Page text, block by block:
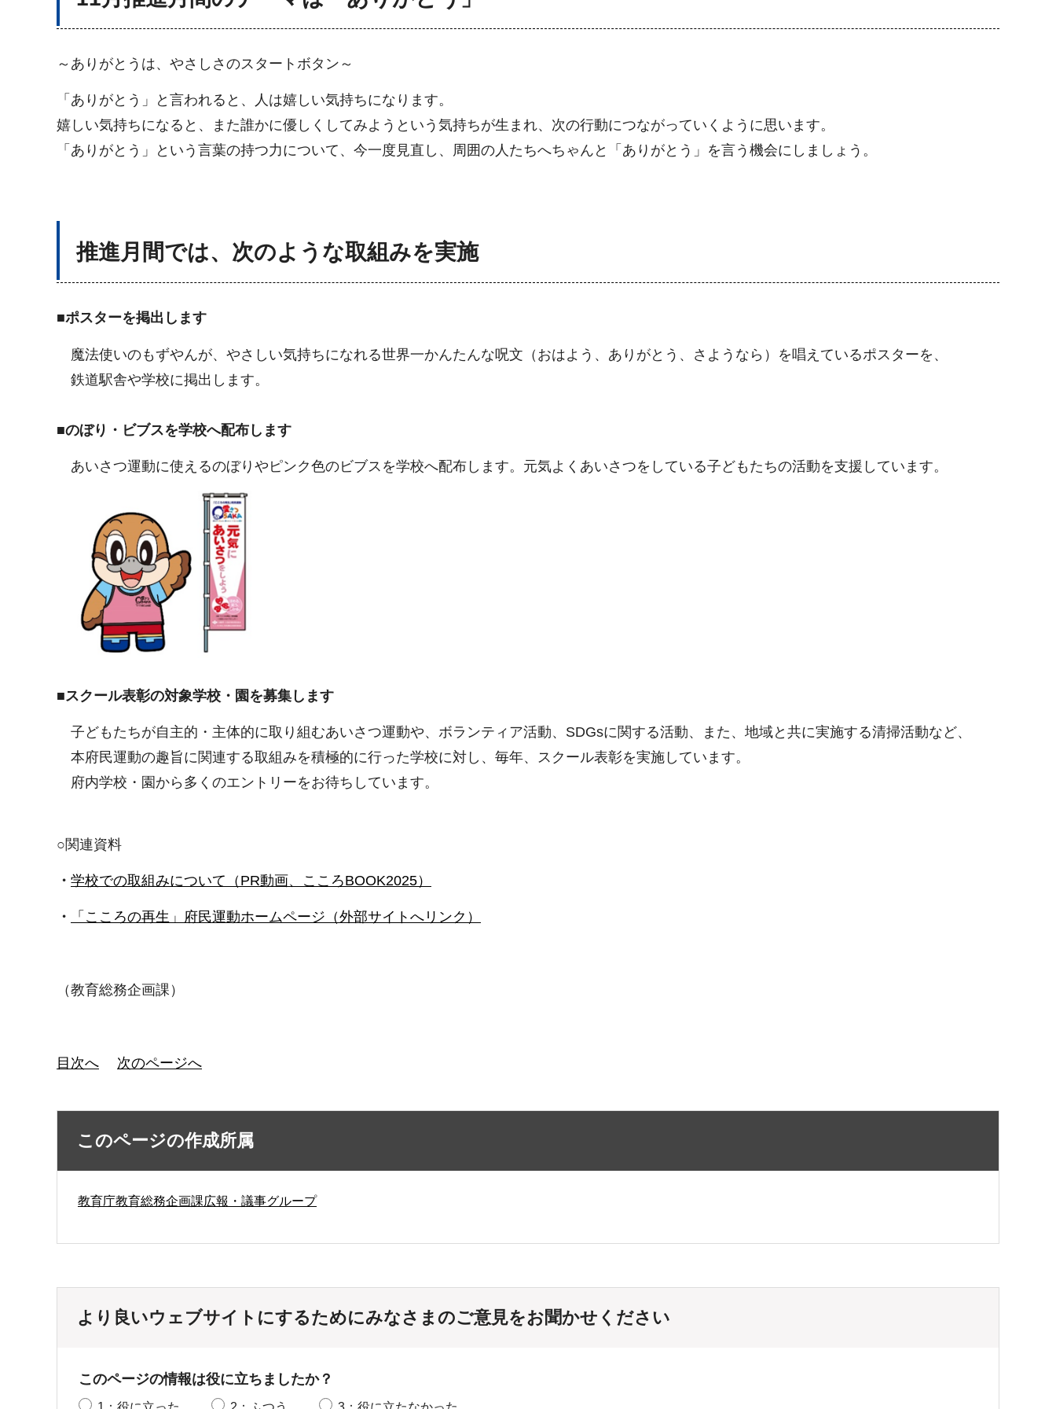
～ありがとうは、やさしさのスタートボタン～
「ありがとう」と言われると、人は嬉しい気持ちになります。
嬉しい気持ちになると、また誰かに優しくしてみようという気持ちが生まれ、次の行動につながっていくように思います。
「ありがとう」という言葉の持つ力について、今一度見直し、周囲の人たちへちゃんと「ありがとう」を言う機会にしましょう。
推進月間では、次のような取組みを実施
■ポスターを掲出します
魔法使いのもずやんが、やさしい気持ちになれる世界一かんたんな呪文（おはよう、ありがとう、さようなら）を唱えているポスターを、
鉄道駅舎や学校に掲出します。
■のぼり・ビブスを学校へ配布します
あいさつ運動に使えるのぼりやピンク色のビブスを学校へ配布します。元気よくあいさつをしている子どもたちの活動を支援しています。
■スクール表彰の対象学校・園を募集します
子どもたちが自主的・主体的に取り組むあいさつ運動や、ボランティア活動、SDGsに関する活動、また、地域と共に実施する清掃活動など、
本府民運動の趣旨に関連する取組みを積極的に行った学校に対し、毎年、スクール表彰を実施しています。
府内学校・園から多くのエントリーをお待ちしています。
○関連資料
・ 学校での取組みについて（PR動画、こころBOOK2025）
・ 「こころの再生」府民運動ホームページ（外部サイトへリンク）
（教育総務企画課）
目次へ 次のページへ
このページの作成所属
教育庁教育総務企画課広報・議事グループ
より良いウェブサイトにするためにみなさまのご意見をお聞かせください
このページの情報は役に立ちましたか？